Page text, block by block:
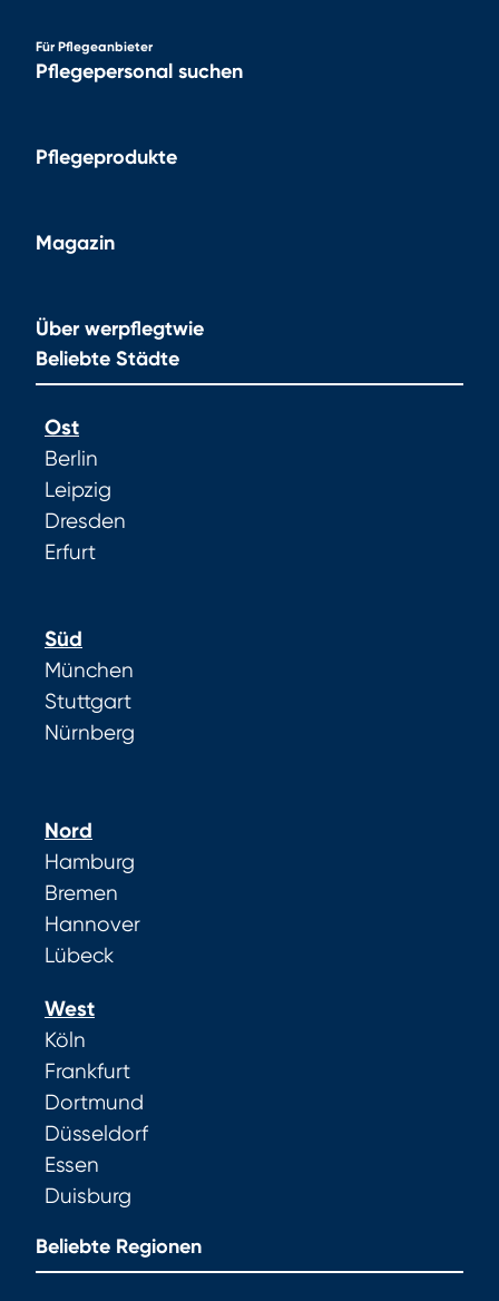
Für Pflegeanbieter
Pflegepersonal suchen
Pflegeprodukte
Magazin
Über werpflegtwie
Beliebte Städte
Ost
Berlin
Leipzig
Dresden
Erfurt
Süd
München
Stuttgart
Nürnberg
Nord
Hamburg
Bremen
Hannover
Lübeck
West
Köln
Frankfurt
Dortmund
Düsseldorf
Essen
Duisburg
Beliebte Regionen